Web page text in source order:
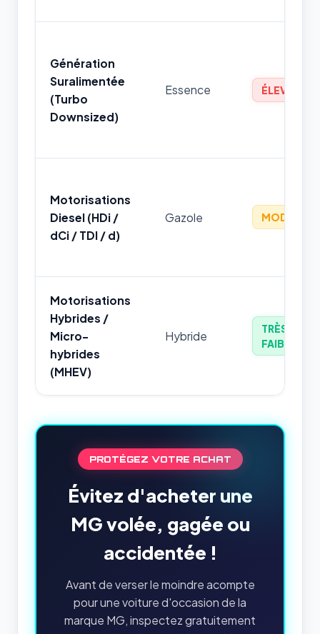
Génération
Suralimentée
(Turbo
Downsized)
Essence ÉLEVÉ
Motorisations
Diesel (HDi /
dCi / TDI / d)
Gazole MODÉRÉ
Motorisations
Hybrides /
Micro-
hybrides
(MHEV)
Hybride
TRÈS
FAIBLE
PROTÉGEZ VOTRE ACHAT
Évitez d'acheter une
MG volée, gagée ou
accidentée !
Avant de verser le moindre acompte
pour une voiture d'occasion de la
marque MG, inspectez gratuitement